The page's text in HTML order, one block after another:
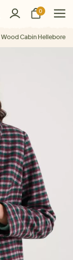
0
Wood Cabin Hellebore